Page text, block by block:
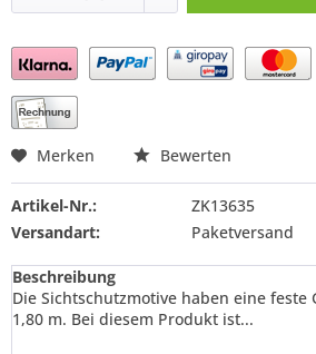
Preis anfragen
Merken Bewerten
Artikel-Nr.:
ZK13635
Versandart:
Paketversand
Beschreibung
Die Sichtschutzmotive haben eine feste
1,80 m. Bei diesem Produkt ist...